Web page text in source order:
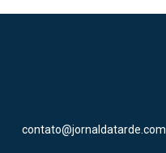
contato@jornaldatarde.com